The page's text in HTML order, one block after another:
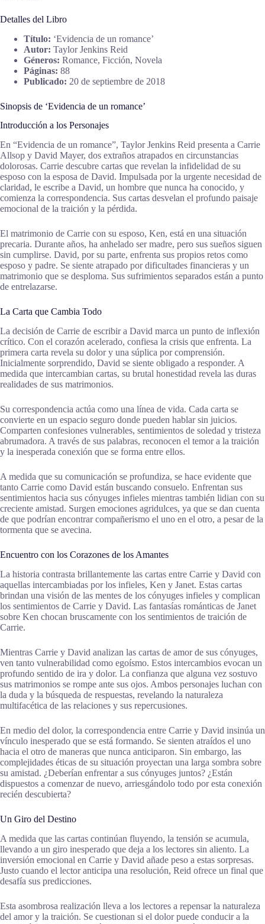
Detalles del Libro
Título: ‘Evidencia de un romance’
Autor: Taylor Jenkins Reid
Géneros: Romance, Ficción, Novela
Páginas: 88
Publicado: 20 de septiembre de 2018
Sinopsis de ‘Evidencia de un romance’
Introducción a los Personajes
En “Evidencia de un romance”, Taylor Jenkins Reid presenta a Carrie
Allsop y David Mayer, dos extraños atrapados en circunstancias
dolorosas. Carrie descubre cartas que revelan la infidelidad de su
esposo con la esposa de David. Impulsada por la urgente necesidad de
claridad, le escribe a David, un hombre que nunca ha conocido, y
comienza la correspondencia. Sus cartas desvelan el profundo paisaje
emocional de la traición y la pérdida.
El matrimonio de Carrie con su esposo, Ken, está en una situación
precaria. Durante años, ha anhelado ser madre, pero sus sueños siguen
sin cumplirse. David, por su parte, enfrenta sus propios retos como
esposo y padre. Se siente atrapado por dificultades financieras y un
matrimonio que se desploma. Sus sufrimientos separados están a punto
de entrelazarse.
La Carta que Cambia Todo
La decisión de Carrie de escribir a David marca un punto de inflexión
crítico. Con el corazón acelerado, confiesa la crisis que enfrenta. La
primera carta revela su dolor y una súplica por comprensión.
Inicialmente sorprendido, David se siente obligado a responder. A
medida que intercambian cartas, su brutal honestidad revela las duras
realidades de sus matrimonios.
Su correspondencia actúa como una línea de vida. Cada carta se
convierte en un espacio seguro donde pueden hablar sin juicios.
Comparten confesiones vulnerables, sentimientos de soledad y tristeza
abrumadora. A través de sus palabras, reconocen el temor a la traición
y la inesperada conexión que se forma entre ellos.
A medida que su comunicación se profundiza, se hace evidente que
tanto Carrie como David están buscando consuelo. Enfrentan sus
sentimientos hacia sus cónyuges infieles mientras también lidian con su
creciente amistad. Surgen emociones agridulces, ya que se dan cuenta
de que podrían encontrar compañerismo el uno en el otro, a pesar de la
tormenta que se avecina.
Encuentro con los Corazones de los Amantes
La historia contrasta brillantemente las cartas entre Carrie y David con
aquellas intercambiadas por los infieles, Ken y Janet. Estas cartas
brindan una visión de las mentes de los cónyuges infieles y complican
los sentimientos de Carrie y David. Las fantasías románticas de Janet
sobre Ken chocan bruscamente con los sentimientos de traición de
Carrie.
Mientras Carrie y David analizan las cartas de amor de sus cónyuges,
ven tanto vulnerabilidad como egoísmo. Estos intercambios evocan un
profundo sentido de ira y dolor. La confianza que alguna vez sostuvo
sus matrimonios se rompe ante sus ojos. Ambos personajes luchan con
la duda y la búsqueda de respuestas, revelando la naturaleza
multifacética de las relaciones y sus repercusiones.
En medio del dolor, la correspondencia entre Carrie y David insinúa un
vínculo inesperado que se está formando. Se sienten atraídos el uno
hacia el otro de maneras que nunca anticiparon. Sin embargo, las
complejidades éticas de su situación proyectan una larga sombra sobre
su amistad. ¿Deberían enfrentar a sus cónyuges juntos? ¿Están
dispuestos a comenzar de nuevo, arriesgándolo todo por esta conexión
recién descubierta?
Un Giro del Destino
A medida que las cartas continúan fluyendo, la tensión se acumula,
llevando a un giro inesperado que deja a los lectores sin aliento. La
inversión emocional en Carrie y David añade peso a estas sorpresas.
Justo cuando el lector anticipa una resolución, Reid ofrece un final que
desafía sus predicciones.
Esta asombrosa realización lleva a los lectores a repensar la naturaleza
del amor y la traición. Se cuestionan si el dolor puede conducir a la